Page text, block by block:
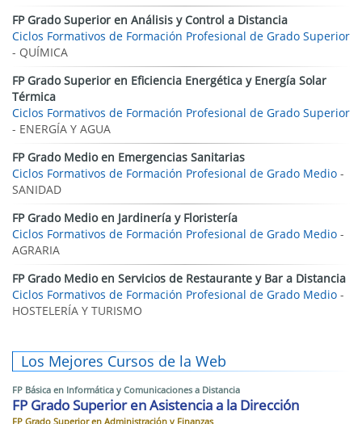
FP Grado Superior en Análisis y Control a Distancia
Ciclos Formativos de Formación Profesional de Grado Superior
- QUÍMICA
FP Grado Superior en Eficiencia Energética y Energía Solar
Térmica
Ciclos Formativos de Formación Profesional de Grado Superior
- ENERGÍA Y AGUA
FP Grado Medio en Emergencias Sanitarias
Ciclos Formativos de Formación Profesional de Grado Medio -
SANIDAD
FP Grado Medio en Jardinería y Floristería
Ciclos Formativos de Formación Profesional de Grado Medio -
AGRARIA
FP Grado Medio en Servicios de Restaurante y Bar a Distancia
Ciclos Formativos de Formación Profesional de Grado Medio -
HOSTELERÍA Y TURISMO
Los Mejores Cursos de la Web
FP Básica en Informática y Comunicaciones a Distancia
FP Grado Superior en Asistencia a la Dirección
FP Grado Superior en Administración y Finanzas